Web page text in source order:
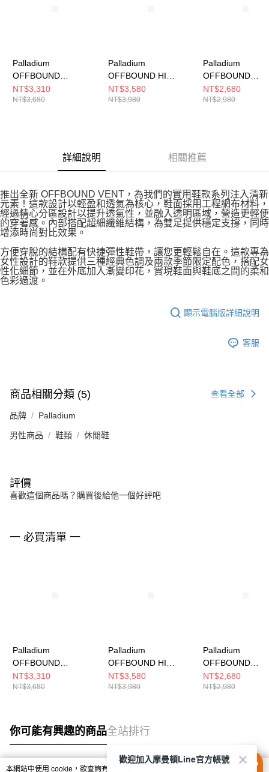
Palladium
OFFBOUND
WP+~STAR WHITE 男
女 休閒鞋 74482116
NT$3,310
NT$3,680
Palladium
OFFBOUND HI
WP+~STAR WHITE~
男女 休閒鞋 74803116
NT$3,580
NT$3,980
Palladium
OFFBOUND
VENT~BLACK
閒鞋 74481008
NT$2,680
NT$2,980
詳細說明 相關推薦
推出全新 OFFBOUND VENT，為我們的實用鞋款系列注入清新
元素！這款設計以輕盈和透氣為核心，鞋面採用工程網布材料，
經過精心分區設計以提升透氣性，並融入透明區域，營造更輕便
的穿著感。內部搭配超細纖維結構，為雙足提供穩定支撐，同時
增添時尚對比效果。
方便穿脫的結構配有快捷彈性鞋帶，讓您更輕鬆自在。這款專為
女性設計的鞋款提供三種經典色調及兩款季節限定配色，搭配女
性化細節，並在外底加入漸變印花，實現鞋面與鞋底之間的柔和
色彩過渡。
顯示電腦版詳細說明
客服
商品相關分類 (5) 查看全部
品牌 Palladium
男性商品 鞋類 休閒鞋
評價
喜歡這個商品嗎？購買後給他一個好評吧
一 必買清單 一
Palladium
OFFBOUND
WP+~STAR WHITE 男
女 休閒鞋 74482116
NT$3,310
NT$3,680
Palladium
OFFBOUND HI
WP+~STAR WHITE~
男女 休閒鞋 74803116
NT$3,580
NT$3,980
Palladium
OFFBOUND
VENT~BLACK
閒鞋 74481008
NT$2,680
NT$2,980
你可能有興趣的商品全站排行
本網站中使用 cookie，欲查詢有關本網站使用 cookie 方式之詳情，及若您不希
歡迎加入摩曼頓Line官方帳號